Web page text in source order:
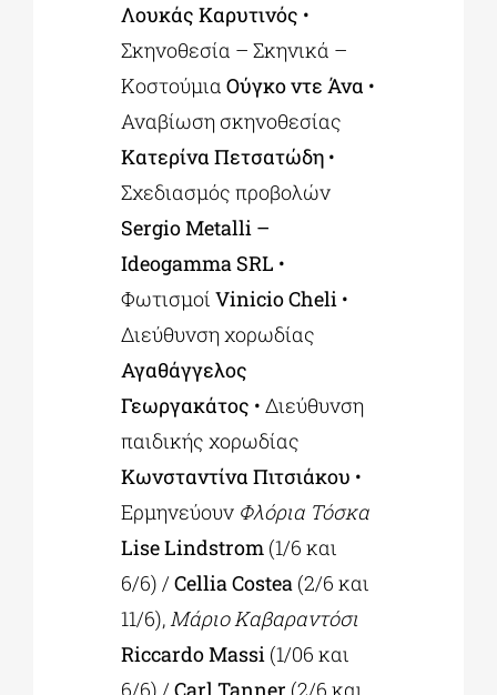
Λουκάς Καρυτινός •
Σκηνοθεσία – Σκηνικά –
ΚοστούμιαΟύγκο ντε Άνα •
Αναβίωση σκηνοθεσίας
Κατερίνα Πετσατώδη •
Σχεδιασμός προβολών
Sergio Metalli –
Ideogamma SRL •
ΦωτισμοίVinicio Cheli •
Διεύθυνση χορωδίας
Αγαθάγγελος
Γεωργακάτος • Διεύθυνση
παιδικής χορωδίας
Κωνσταντίνα Πιτσιάκου •
Ερμηνεύουν Φλόρια Τόσκα
Lise Lindstrom (1/6 και
6/6) /Cellia Costea (2/6 και
11/6),Μάριο Καβαραντόσι
Riccardo Massi (1/06 και
6/6) /Carl Tanner (2/6 και